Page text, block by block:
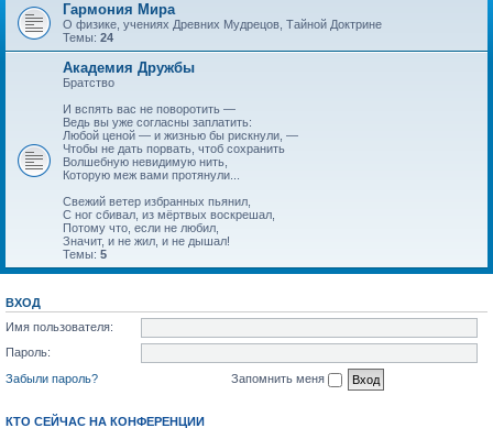
Гармония Мира
О физике, учениях Древних Мудрецов, Тайной Доктрине
Темы: 24
Академия Дружбы
Братство
И вспять вас не поворотить —
Ведь вы уже согласны заплатить:
Любой ценой — и жизнью бы рискнули, —
Чтобы не дать порвать, чтоб сохранить
Волшебную невидимую нить,
Которую меж вами протянули...
Свежий ветер избранных пьянил,
С ног сбивал, из мёртвых воскрешал,
Потому что, если не любил,
Значит, и не жил, и не дышал!
Темы: 5
ВХОД
Имя пользователя:
Пароль:
Забыли пароль?
Запомнить меня
КТО СЕЙЧАС НА КОНФЕРЕНЦИИ